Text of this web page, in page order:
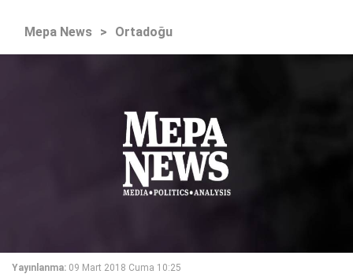
Mepa News > Ortadoğu
Yayınlanma: 09 Mart 2018 Cuma 10:25